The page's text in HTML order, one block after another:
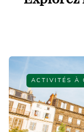
ACTIVITÉS À